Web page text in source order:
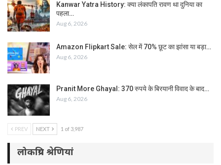
Kanwar Yatra History: क्या लंकापति रावण था दुनिया का
पहला…
Aug 6, 2026
Amazon Flipkart Sale: सेल में 70% छूट का झांसा या बड़ा…
Aug 6, 2026
Pranit More Ghayal: 370 रुपये के बिरयानी विवाद के बाद…
Aug 6, 2026
PREV NEXT 1 of 3,987
लोकप्रिय श्रेणियां